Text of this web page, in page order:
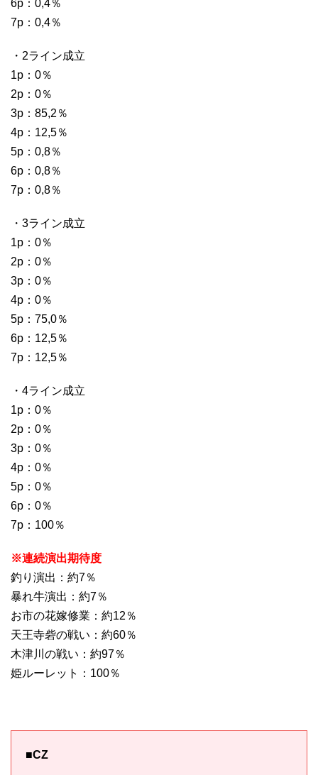
6p：0,4％
7p：0,4％
・2ライン成立
1p：0％
2p：0％
3p：85,2％
4p：12,5％
5p：0,8％
6p：0,8％
7p：0,8％
・3ライン成立
1p：0％
2p：0％
3p：0％
4p：0％
5p：75,0％
6p：12,5％
7p：12,5％
・4ライン成立
1p：0％
2p：0％
3p：0％
4p：0％
5p：0％
6p：0％
7p：100％
※連続演出期待度
釣り演出：約7％
暴れ牛演出：約7％
お市の花嫁修業：約12％
天王寺砦の戦い：約60％
木津川の戦い：約97％
姫ルーレット：100％
■CZ